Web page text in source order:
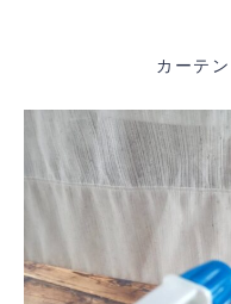
カーテ